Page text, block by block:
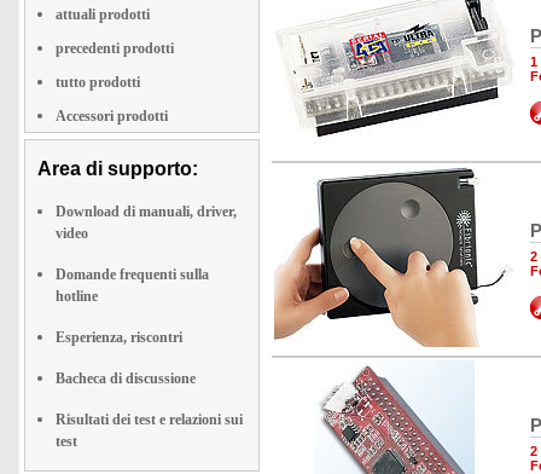
attuali prodotti
precedenti prodotti
tutto prodotti
Accessori prodotti
Area di supporto:
Download di manuali, driver,
video
Domande frequenti sulla
hotline
Esperienza, riscontri
Bacheca di discussione
Risultati dei test e relazioni sui
test
1
2
2